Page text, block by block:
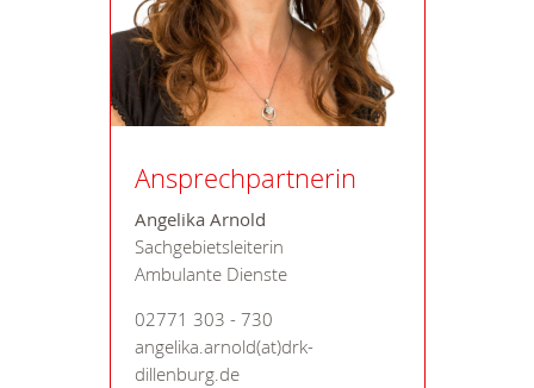
Ansprechpartnerin
Angelika Arnold
Sachgebietsleiterin
Ambulante Dienste
02771 303 - 730
angelika.arnold(at)drk-
dillenburg.de